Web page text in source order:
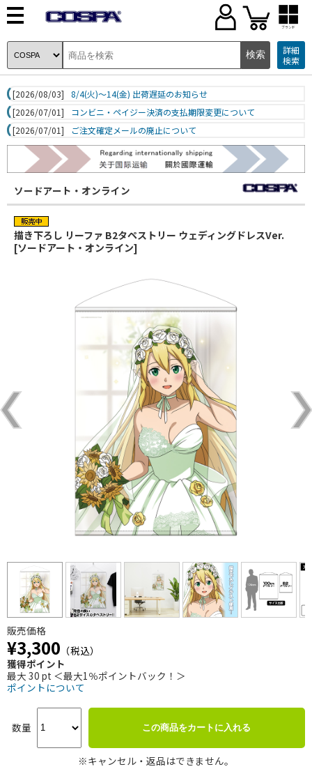
ブランド
詳細
検索
[2026/08/03]
8/4(火)～14(金) 出荷遅延のお知らせ
[2026/07/01]
コンビニ・ペイジー決済の支払期限変更について
[2026/07/01]
ご注文確定メールの廃止について
ソードアート・オンライン
描き下ろし リーファ B2タペストリー ウェディングドレスVer.
[ソードアート・オンライン]
販売価格
¥3,300 （税込）
獲得ポイント
最大 30 pt ＜最大1％ポイントバック！＞
ポイントについて
数量 この商品をカートに入れる
※キャンセル・返品はできません。